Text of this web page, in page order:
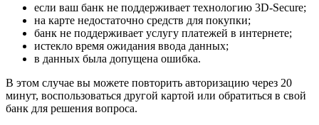
если ваш банк не поддерживает технологию 3D-Secure;
на карте недостаточно средств для покупки;
банк не поддерживает услугу платежей в интернете;
истекло время ожидания ввода данных;
в данных была допущена ошибка.
В этом случае вы можете повторить авторизацию через 20
минут, воспользоваться другой картой или обратиться в свой
банк для решения вопроса.